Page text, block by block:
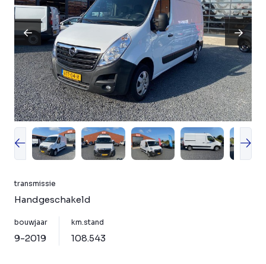
transmissie
Handgeschakeld
bouwjaar
9-2019
km.stand
108.543